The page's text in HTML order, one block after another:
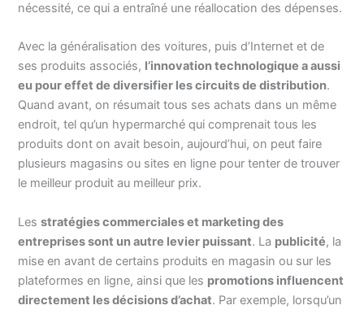
nécessité, ce qui a entraîné une réallocation des dépenses.
Avec la généralisation des voitures, puis d’Internet et de
ses produits associés, l’innovation technologique a aussi
eu pour effet de diversifier les circuits de distribution.
Quand avant, on résumait tous ses achats dans un même
endroit, tel qu’un hypermarché qui comprenait tous les
produits dont on avait besoin, aujourd’hui, on peut faire
plusieurs magasins ou sites en ligne pour tenter de trouver
le meilleur produit au meilleur prix.
Lesstratégies commerciales et marketing des
entreprises sont un autre levier puissant. La publicité, la
mise en avant de certains produits en magasin ou sur les
plateformes en ligne, ainsi que les promotions influencent
directement les décisions d’achat. Par exemple, lorsqu’un